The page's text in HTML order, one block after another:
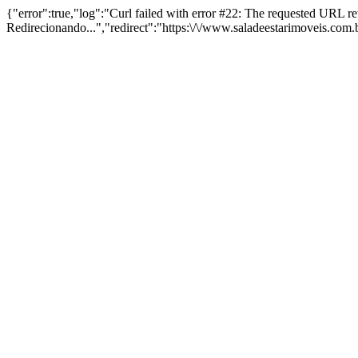
{"error":true,"log":"Curl failed with error #22: The requested URL
Redirecionando...","redirect":"https:\/\/